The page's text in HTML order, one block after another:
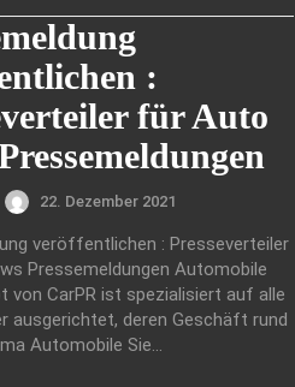
:
für Auto
22. Dezember 2021
veröffentlichen : Presseverteiler
Pressemeldungen Automobile
von CarPR ist spezialisiert auf alle
ausgerichtet, deren Geschäft rund
Automobile Sie...